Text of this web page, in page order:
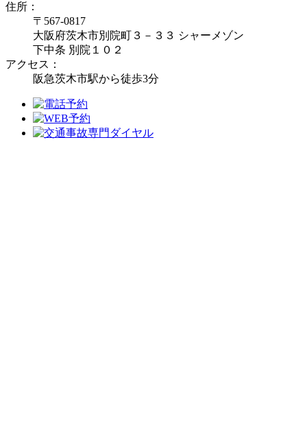
住所：
〒567-0817
大阪府茨木市別院町３－３３ シャーメゾン
下中条 別院１０２
アクセス：
阪急茨木市駅から徒歩3分